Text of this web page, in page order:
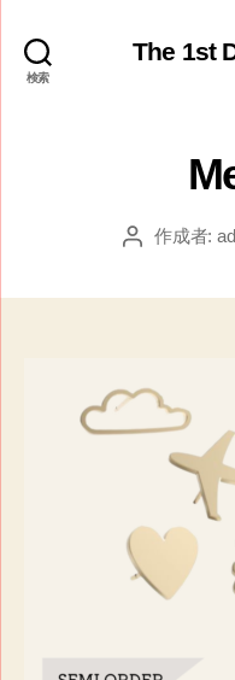
検索
The 1st
投 作成者: